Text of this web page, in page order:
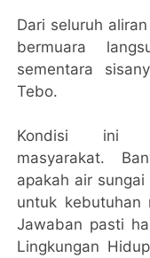
Dari seluruh
bermuara
sementara
Tebo.
Kondisi ini
masyarakat.
apakah air
untuk kebutuhan
Jawaban pasti
Lingkungan